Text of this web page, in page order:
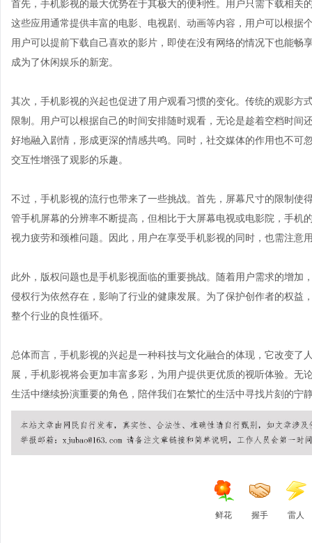
首先，手机影视的最大优势在于其极大的便利性。用户只需下载相关
这些应用通常提供丰富的电影、电视剧、动画等内容，用户可以根据
用户可以提前下载自己喜欢的影片，即使在没有网络的情况下也能
成为了休闲娱乐的新宠。
其次，手机影视的兴起也促进了用户观看习惯的变化。传统的观影方
限制。用户可以根据自己的时间安排随时观看，无论是趁着空档时间
好地融入剧情，形成更深的情感共鸣。同时，社交媒体的作用也不可
交互性增强了观影的乐趣。
不过，手机影视的流行也带来了一些挑战。首先，屏幕尺寸的限制使
管手机屏幕的分辨率不断提高，但相比于大屏幕电视或电影院，手机
视力疲劳和颈椎问题。因此，用户在享受手机影视的同时，也需注意
此外，版权问题也是手机影视面临的重要挑战。随着用户需求的增
侵权行为依然存在，影响了行业的健康发展。为了保护创作者的权益
整个行业的良性循环。
总体而言，手机影视的兴起是一种科技与文化融合的体现，它改变
展，手机影视将会更加丰富多彩，为用户提供更优质的视听体验。
生活中继续扮演重要的角色，陪伴我们在繁忙的生活中寻找片刻的宁
鲜花 握手 雷人